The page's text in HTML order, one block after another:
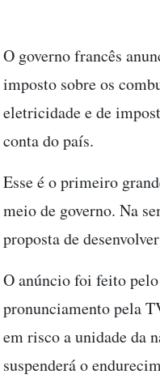
O governo francês
imposto sobre os
eletricidade e de
conta do país.
Esse é o primeiro
meio de governo. Na
proposta de
O anúncio foi feito
pronunciamento pela
em risco a unidade da
suspenderá o